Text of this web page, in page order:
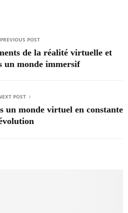
PREVIOUS POST
de la réalité virtuelle et
un monde immersif
POST
un monde virtuel en constante